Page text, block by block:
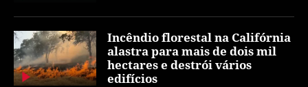
Incêndio florestal na Califórnia
alastra para mais de dois mil
hectares e destrói vários
edifícios